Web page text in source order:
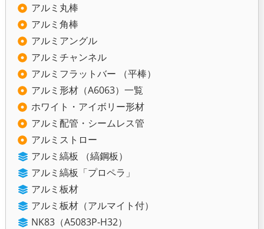
アルミ丸棒
アルミ角棒
アルミアングル
アルミチャンネル
アルミフラットバー （平棒）
アルミ形材（A6063）一覧
ホワイト・アイボリー形材
アルミ配管・シームレス管
アルミストロー
アルミ縞板 （縞鋼板）
アルミ縞板「プロペラ」
アルミ板材
アルミ板材（アルマイト付）
NK83（A5083P-H32）